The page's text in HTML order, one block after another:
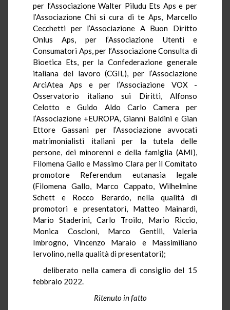
per l’Associazione Walter Piludu Ets Aps e per
l’Associazione Chi si cura di te Aps, Marcello
Cecchetti per l’Associazione A Buon Diritto
Onlus Aps, per l’Associazione Utenti e
Consumatori Aps, per l’Associazione Consulta di
Bioetica Ets, per la Confederazione generale
italiana del lavoro (CGIL), per l’Associazione
ArciAtea Aps e per l’Associazione VOX -
Osservatorio italiano sui Diritti, Alfonso
Celotto e Guido Aldo Carlo Camera per
l’Associazione +EUROPA, Gianni Baldini e Gian
Ettore Gassani per l’Associazione avvocati
matrimonialisti italiani per la tutela delle
persone, dei minorenni e della famiglia (AMI),
Filomena Gallo e Massimo Clara per il Comitato
promotore Referendum eutanasia legale
(Filomena Gallo, Marco Cappato, Wilhelmine
Schett e Rocco Berardo, nella qualità di
promotori e presentatori, Matteo Mainardi,
Mario Staderini, Carlo Troilo, Mario Riccio,
Monica Coscioni, Marco Gentili, Valeria
Imbrogno, Vincenzo Maraio e Massimiliano
Iervolino, nella qualità di presentatori);
deliberato nella camera di consiglio del 15
febbraio 2022.
Ritenuto in fatto